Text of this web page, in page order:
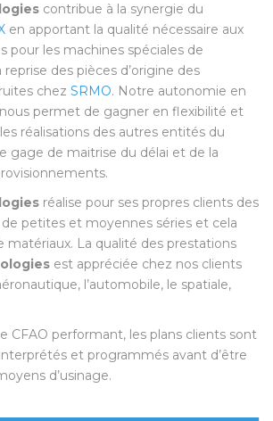
contribue à la synergie du
en apportant la qualité nécessaire aux
pour les machines spéciales de
reprise des pièces d’origine des
chez SRMO. Notre autonomie en
permet de gagner en flexibilité et
réalisations des autres entités du
gage de maitrise du délai et de la
réalise pour ses propres clients des
petites et moyennes séries et cela
matériaux. La qualité des prestations
est appréciée chez nos clients
l’automobile, le spatiale,
CFAO performant, les plans clients sont
et programmés avant d’être
d’usinage.